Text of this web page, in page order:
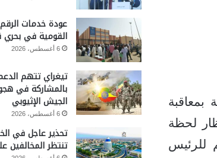
بمعاقبة
لحظة
للرئيس
عودة خدمات
القومية في بحري
6 أغسطس، 2026
تيغراي تتهم
بالمشاركة في
الجيش الإثيوبي
6 أغسطس، 2026
تحذير عاجل في
تنتظر المخالفين